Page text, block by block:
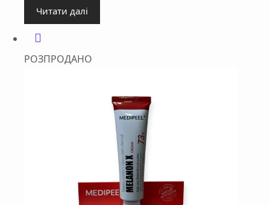
Читати далі
РОЗПРОДАНО